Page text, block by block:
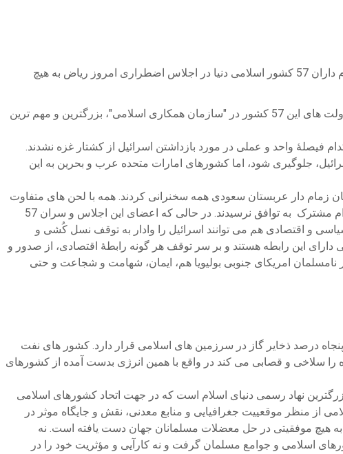
امروز(یازدهم نومبر 2023) اسرائیل اعلان کرد پنج هزار عملیات نظامی با هواپیما و تسلیحات سنگین بر غزه انجام داده است، اما زمام داران 57 کشور اسلامی دنیا در اجلاس اضطراری امروز ریاض به هیچ
در حالی که این 57 نفر رهبران و روسای دولت کشور های اسلامی، زمام دار و حاکم یک و نیم ملیارد جمعیت مسلمانان جهان اند و دولت های این 57 کشور در "سازمان همکاری اسلامی"، بزرگترین و مهم ترین
به کدام فیصلۀ واحد و عملی در مورد بازداشتن اسرائیل از کشتار غزه نشدند.
جلوگیری شود، اما کشورهای امارات متحده عرب و بحرین به این
زمام دار عربستان سعودی همه سخنرانی کردند. همه با لحن های متفاوت
جنگ در غزه را محکوم کردند و خواستار آتش بس شدند، اما برای اجرای آتش بس و وادار ساختن اسرائیل به آتش بس بر سر هیچ اقدام مشترک به توافق نرسیدند. در حالی که اعضای این اجلاس و سران 57
و اقتصادی هم می توانند اسرائیل را وادار به توقف نسل کُشی و
دارای این رابطه هستند و بر سر توقف هر گونه رابطۀ اقتصادی، از صدور و
امریکای جنوبی بولیویا هم، ایمان، شهامت و شجاعت و حتی
درصد ذخایر گاز در سرزمین های اسلامی قرار دارد. کشور های نفت
که امروز مردم غزه را سلاخی و قصابی می کند در واقع با همین انرژی بدست آمده از کشورهای
نشست رسمی بر سر جنگ غزه داشت، بزرگترین نهاد رسمی دنیای اسلام است که در جهت اتحاد کشورهای اسلامی
گذار کشورهای اسلامی از منظر موقعییت جغرافیایی و منابع معدنی، نقش و جایگاه موثر در
هیچ موفقیتی در حل معضلات مسلمانان جهان دست یافته است. نه
اسلامی و جوامع مسلمان گرفت و نه کارآیی و مؤثریت خود را در